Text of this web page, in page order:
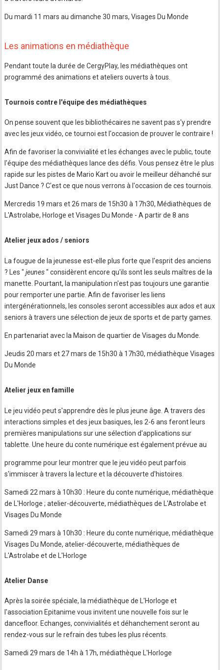
Du mardi 11 mars au dimanche 30 mars, Visages Du Monde
Les animations en médiathèque
Pendant toute la durée de CergyPlay, les médiathèques ont
programmé des animations et ateliers ouverts à tous.
Tournois contre l'équipe des médiathèques
On pense souvent que les bibliothécaires ne savent pas s'y prendre
avec les jeux vidéo, ce tournoi est l'occasion de prouver le contraire !
Afin de favoriser la convivialité et les échanges avec le public, toute
l'équipe des médiathèques lance des défis. Vous pensez être le plus
rapide sur les pistes de Mario Kart ou avoir le meilleur déhanché sur
Just Dance ? C'est ce que nous verrons à l'occasion de ces tournois.
Mercredis 19 mars et 26 mars de 15h30 à 17h30, Médiathèques de
L'Astrolabe, Horloge et Visages Du Monde - A partir de 8 ans
Atelier jeux ados / seniors
La fougue de la jeunesse est-elle plus forte que l'esprit des anciens
? Les " jeunes" considèrent encore qu'ils sont les seuls maîtres de la
manette. Pourtant, la manipulation n'est pas toujours une garantie
pour remporter une partie. Afin de favoriser les liens
intergénérationnels, les consoles seront accessibles aux ados et aux
seniors à travers une sélection de jeux de sports et de party games.
En partenariat avec la Maison de quartier de Visages du Monde.
Jeudis 20 mars et 27 mars de 15h30 à 17h30, médiathèque Visages
Du Monde
Atelier jeux en famille
Le jeu vidéo peut s'apprendre dès le plus jeune âge. A travers des
interactions simples et des jeux basiques, les 2-6 ans feront leurs
premières manipulations sur une sélection d'applications sur
tablette. Une heure du conte numérique est également prévue au
programme pour leur montrer que le jeu vidéo peut parfois
s'immiscer à travers la lecture et la découverte d'histoires.
Samedi 22 mars à 10h30 : Heure du conte numérique, médiathèque
de L'Horloge ; atelier-découverte, médiathèques de L'Astrolabe et
Visages Du Monde
Samedi 29 mars à 10h30 : Heure du conte numérique, médiathèque
Visages Du Monde, atelier-découverte, médiathèques de
L'Astrolabe et de L'Horloge
Atelier Danse
Après la soirée spéciale, la médiathèque de L'Horloge et
l'association Epitanime vous invitent une nouvelle fois sur le
dancefloor. Echanges, convivialités et déhanchement seront au
rendez-vous sur le refrain des tubes les plus récents.
Samedi 29 mars de 14h à 17h, médiathèque L'Horloge